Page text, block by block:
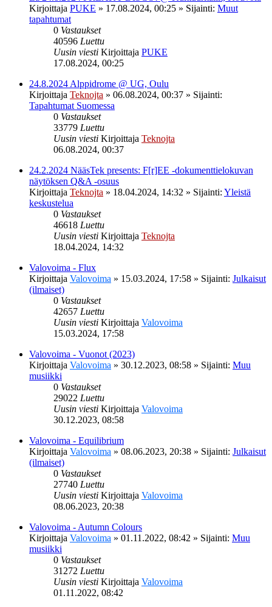
Kirjoittaja PUKE » 17.08.2024, 00:25 » Sijainti: Muut
tapahtumat
0 Vastaukset
40596 Luettu
Uusin viesti Kirjoittaja PUKE
17.08.2024, 00:25
24.8.2024 Alppidrome @ UG, Oulu
Kirjoittaja Teknojta » 06.08.2024, 00:37 » Sijainti:
Tapahtumat Suomessa
0 Vastaukset
33779 Luettu
Uusin viesti Kirjoittaja Teknojta
06.08.2024, 00:37
24.2.2024 NääsTek presents: F[r]EE -dokumenttielokuvan
näytöksen Q&A -osuus
Kirjoittaja Teknojta » 18.04.2024, 14:32 » Sijainti: Yleistä
keskustelua
0 Vastaukset
46618 Luettu
Uusin viesti Kirjoittaja Teknojta
18.04.2024, 14:32
Valovoima - Flux
Kirjoittaja Valovoima » 15.03.2024, 17:58 » Sijainti: Julkaisut
(ilmaiset)
0 Vastaukset
42657 Luettu
Uusin viesti Kirjoittaja Valovoima
15.03.2024, 17:58
Valovoima - Vuonot (2023)
Kirjoittaja Valovoima » 30.12.2023, 08:58 » Sijainti: Muu
musiikki
0 Vastaukset
29022 Luettu
Uusin viesti Kirjoittaja Valovoima
30.12.2023, 08:58
Valovoima - Equilibrium
Kirjoittaja Valovoima » 08.06.2023, 20:38 » Sijainti: Julkaisut
(ilmaiset)
0 Vastaukset
27740 Luettu
Uusin viesti Kirjoittaja Valovoima
08.06.2023, 20:38
Valovoima - Autumn Colours
Kirjoittaja Valovoima » 01.11.2022, 08:42 » Sijainti: Muu
musiikki
0 Vastaukset
31272 Luettu
Uusin viesti Kirjoittaja Valovoima
01.11.2022, 08:42